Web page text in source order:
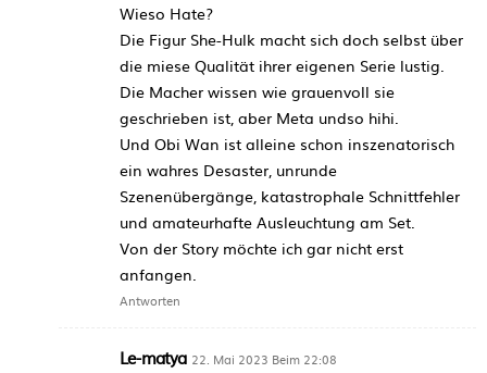
Wieso Hate?
Die Figur She-Hulk macht sich doch selbst über
die miese Qualität ihrer eigenen Serie lustig.
Die Macher wissen wie grauenvoll sie
geschrieben ist, aber Meta undso hihi.
Und Obi Wan ist alleine schon inszenatorisch
ein wahres Desaster, unrunde
Szenenübergänge, katastrophale Schnittfehler
und amateurhafte Ausleuchtung am Set.
Von der Story möchte ich gar nicht erst
anfangen.
Antworten
Le-matya 22. Mai 2023 Beim 22:08